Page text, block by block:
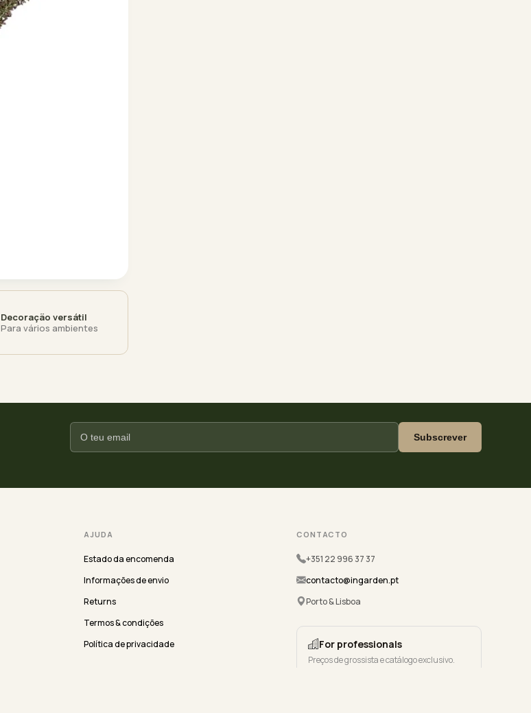
Decoração versátil
Para vários ambientes
Subscrever
AJUDA
Estado da encomenda
Informações de envio
Returns
Termos & condições
Política de privacidade
CONTACTO
+351 22 996 37 37
contacto@ingarden.pt
Porto & Lisboa
For professionals
Preços de grossista e catálogo exclusivo.